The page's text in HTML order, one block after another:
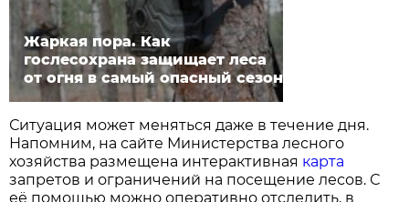
Жаркая пора. Как
гослесохрана защищает леса
от огня в самый опасный сезон
Ситуация может меняться даже в течение дня.
Напомним, на сайте Министерства лесного
хозяйства размещена интерактивная карта
запретов и ограничений на посещение лесов. С
её помощью можно оперативно отследить, в